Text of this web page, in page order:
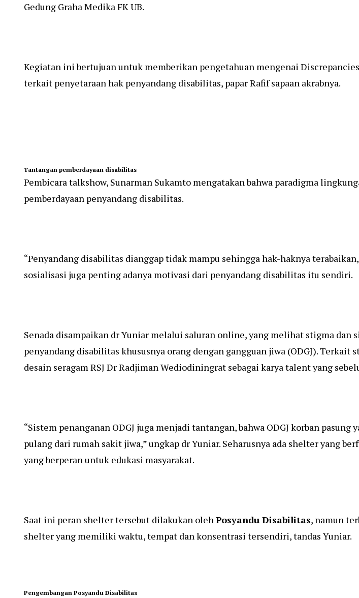
Gedung Graha Medika FK UB.
Kegiatan ini bertujuan untuk memberikan pengetahuan mengenai
terkait penyetaraan hak penyandang disabilitas, papar Rafif sapaan akrabnya.
Tantangan pemberdayaan disabilitas
Pembicara talkshow, Sunarman Sukamto mengatakan bahwa paradigma
pemberdayaan penyandang disabilitas.
“Penyandang disabilitas dianggap tidak mampu sehingga hak-haknya
sosialisasi juga penting adanya motivasi dari penyandang disabilitas itu sendiri.
Senada disampaikan dr Yuniar melalui saluran online, yang melihat stigma dan
penyandang disabilitas khususnya orang dengan gangguan jiwa (ODGJ).
desain seragam RSJ Dr Radjiman Wediodiningrat sebagai karya talent yang
“Sistem penanganan ODGJ juga menjadi tantangan, bahwa ODGJ korban
pulang dari rumah sakit jiwa,” ungkap dr Yuniar. Seharusnya ada shelter yang
yang berperan untuk edukasi masyarakat.
Saat ini peran shelter tersebut dilakukan olehPosyandu Disabilitas, namun
shelter yang memiliki waktu, tempat dan konsentrasi tersendiri, tandas Yuniar.
Pengembangan Posyandu Disabilitas